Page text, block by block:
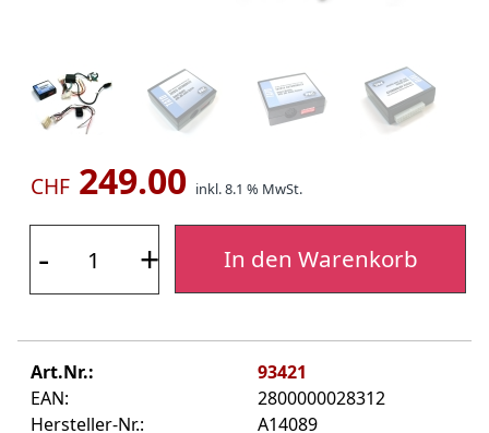
CHF 249.00 inkl. 8.1 % MwSt.
- + In den Warenkorb
Art.Nr.:
93421
EAN:
2800000028312
Hersteller-Nr.:
A14089